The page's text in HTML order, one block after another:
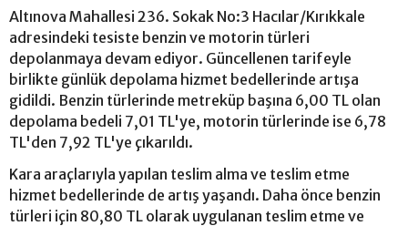
Altınova Mahallesi 236. Sokak No:3 Hacılar/Kırıkkale
adresindeki tesiste benzin ve motorin türleri
depolanmaya devam ediyor. Güncellenen tarifeyle
birlikte günlük depolama hizmet bedellerinde artışa
gidildi. Benzin türlerinde metreküp başına 6,00 TL olan
depolama bedeli 7,01 TL'ye, motorin türlerinde ise 6,78
TL'den 7,92 TL'ye çıkarıldı.
Kara araçlarıyla yapılan teslim alma ve teslim etme
hizmet bedellerinde de artış yaşandı. Daha önce benzin
türleri için 80,80 TL olarak uygulanan teslim etme ve